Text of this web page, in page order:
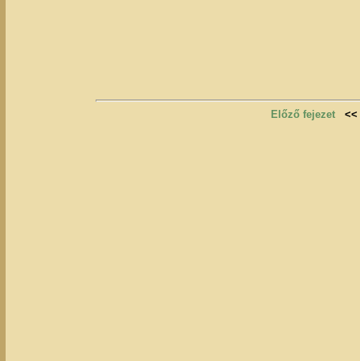
Előző fejezet <<